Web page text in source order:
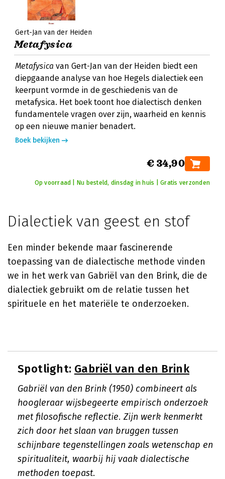
Gert-Jan van der Heiden
Metafysica
Metafysica van Gert-Jan van der Heiden biedt een
diepgaande analyse van hoe Hegels dialectiek een
keerpunt vormde in de geschiedenis van de
metafysica. Het boek toont hoe dialectisch denken
fundamentele vragen over zijn, waarheid en kennis
op een nieuwe manier benadert.
Boek bekijken
€ 34,90
Op voorraad | Nu besteld, dinsdag in huis | Gratis verzonden
Dialectiek van geest en stof
Een minder bekende maar fascinerende
toepassing van de dialectische methode vinden
we in het werk van Gabriël van den Brink, die de
dialectiek gebruikt om de relatie tussen het
spirituele en het materiële te onderzoeken.
Spotlight: Gabriël van den Brink
Gabriël van den Brink (1950) combineert als
hoogleraar wijsbegeerte empirisch onderzoek
met filosofische reflectie. Zijn werk kenmerkt
zich door het slaan van bruggen tussen
schijnbare tegenstellingen zoals wetenschap en
spiritualiteit, waarbij hij vaak dialectische
methoden toepast.